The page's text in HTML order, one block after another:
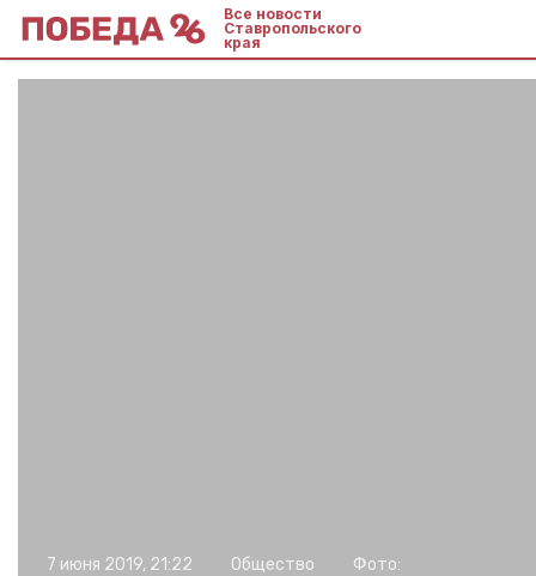
Все новости
Ставропольского
края
7 июня 2019, 21:22 Общество Фото: